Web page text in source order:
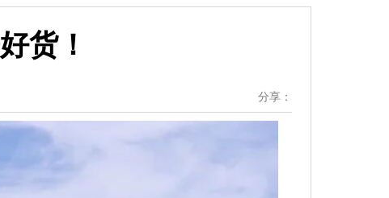
货！
分享：